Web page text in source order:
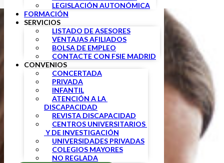
LEGISLACIÓN AUTONÓMICA
FORMACIÓN
SERVICIOS
LISTADO DE ASESORES
VENTAJAS AFILIADOS
BOLSA DE EMPLEO
CONTACTE CON FSIE MADRID
CONVENIOS
CONCERTADA
PRIVADA
INFANTIL
ATENCIÓN A LA
DISCAPACIDAD
REVISTA DISCAPACIDAD
CENTROS UNIVERSITARIOS
Y DE INVESTIGACIÓN
UNIVERSIDADES PRIVADAS
COLEGIOS MAYORES
NO REGLADA